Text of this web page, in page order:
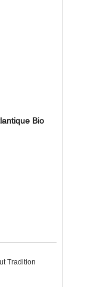
Bio
Tradition